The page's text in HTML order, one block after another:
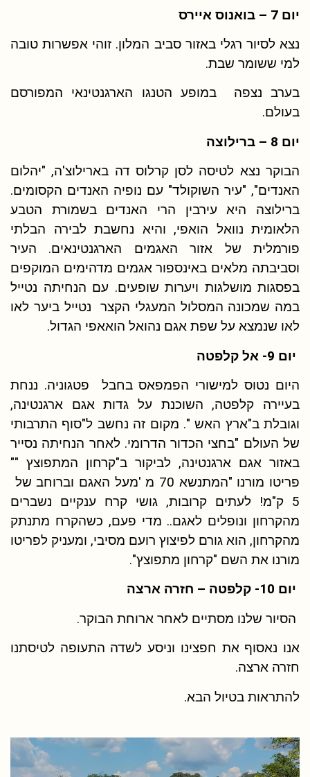
יום 7 – בואנוס איירס
נצא לסיור רגלי באזור סביב המלון. זוהי אפשרות טובה
למי ששומר שבת.
בערב נצפה במופע הטנגו הארגנטינאי המפורסם
בעולם.
יום 8 – ברילוצה
הבוקר נצא לטיסה לסן קרלוס דה בארילוצ'ה, "יהלום
האנדים", "עיר השוקולד" עם נופיה האנדים הקסומים.
ברילוצה היא עירבין הרי האנדים בשמורת הטבע
הלאומית נוואל הואפי, והיא נחשבת לבירה הבלתי
פורמלית של אזור האגמים הארגנטינאים. העיר
וסביבתה מלאים באינספור אגמים מדהימים המוקפים
בפסגות מושלגות ויערות שופעים. עם הנחיתה נטייל
במה שמכונה המסלול המעגלי הקצר נטייל ביער לאו
לאו שנמצא על שפת אגם נהואל הואאפי הגדול.
יום 9- אל קלפטה
היום נטוס למישורי הפמפאס בחבל פטגוניה. ננחת
בעיירה קלפטה, השוכנת על גדות אגם ארגנטינה,
וגובלת ב"ארץ האש ". מקום זה נחשב ל"סוף התרבותי
של העולם "בחצי הכדור הדרומי. לאחר הנחיתה נסייר
באזור אגם ארגנטינה, לביקור ב"קרחון המתפוצץ ""
פריטו מורנו "המתנשא 70 מ 'מעל האגם וברוחב של
5 ק"מ! לעתים קרובות, גושי קרח ענקיים נשברים
מהקרחון ונופלים לאגם.. מדי פעם, כשהקרח מתנתק
מהקרחון, הוא גורם לפיצוץ רועם מסיבי, ומעניק לפריטו
מורנו את השם "קרחון מתפוצץ".
יום 10- קלפטה – חזרה ארצה
הסיור שלנו מסתיים לאחר ארוחת הבוקר.
אנו נאסוף את חפצינו וניסע לשדה התעופה לטיסתנו
חזרה ארצה.
להתראות בטיול הבא.